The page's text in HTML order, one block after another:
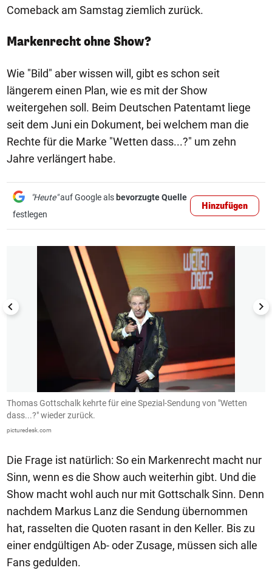
Comeback am Samstag ziemlich zurück.
Markenrecht ohne Show?
Wie "Bild" aber wissen will, gibt es schon seit
längerem einen Plan, wie es mit der Show
weitergehen soll. Beim Deutschen Patentamt liege
seit dem Juni ein Dokument, bei welchem man die
Rechte für die Marke "Wetten dass...?" um zehn
Jahre verlängert habe.
"Heute"auf Google als bevorzugte Quelle
festlegen
Hinzufügen
1/9
Thomas Gottschalk kehrte für eine Spezial-Sendung von "Wetten
dass...?" wieder zurück.
picturedesk.com
Die Frage ist natürlich: So ein Markenrecht macht nur
Sinn, wenn es die Show auch weiterhin gibt. Und die
Show macht wohl auch nur mit Gottschalk Sinn. Denn
nachdem Markus Lanz die Sendung übernommen
hat, rasselten die Quoten rasant in den Keller. Bis zu
einer endgültigen Ab- oder Zusage, müssen sich alle
Fans gedulden.
1/50